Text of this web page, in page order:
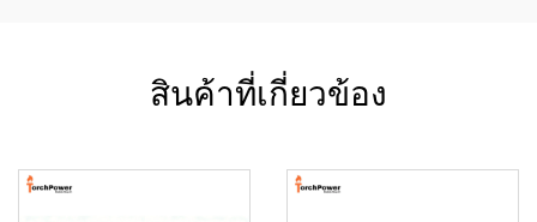
สินค้าที่เกี่ยวข้อง